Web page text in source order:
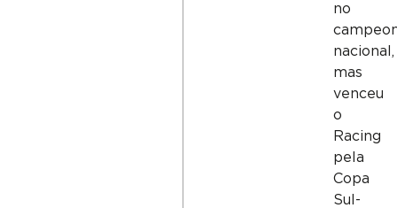
no
nacional,
mas
venceu
o
Racing
pela
Copa
Sul-